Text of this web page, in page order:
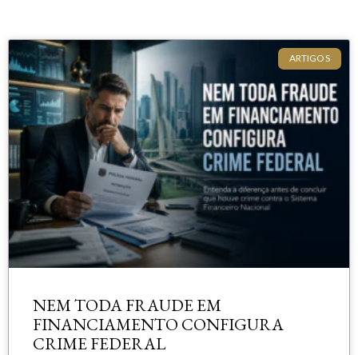
ARTIGOS
NEM TODA FRAUDE EM
FINANCIAMENTO CONFIGURA
CRIME FEDERAL